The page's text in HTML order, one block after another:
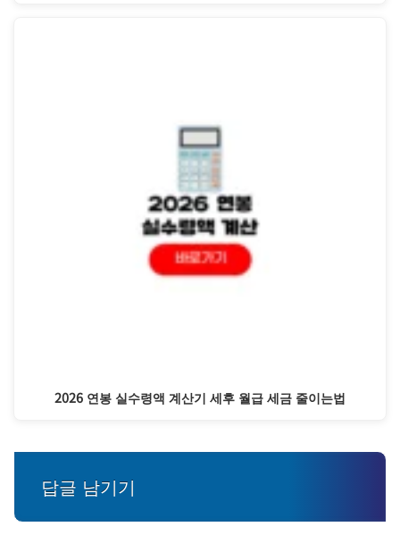
2026 연봉 실수령액 계산기 세후 월급 세금 줄이는법
답글 남기기